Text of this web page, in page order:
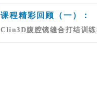
课程精彩回顾（一）：
Clin3D腹腔镜缝合打结训